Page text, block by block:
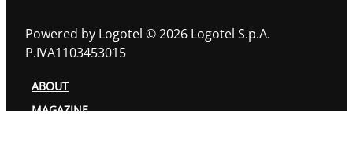
Powered by Logotel © 2026 Logotel S.p.A.
P.IVA1103453015
ABOUT
MAGAZINE